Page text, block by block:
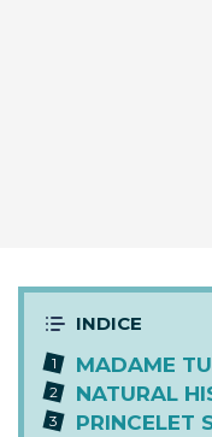
MADAME
NATURAL
PRINCELET